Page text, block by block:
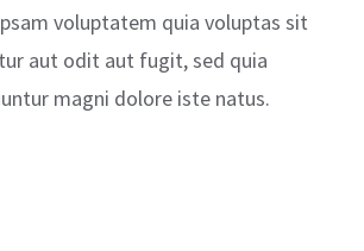
voluptatem quia voluptas sit
aut odit aut fugit, sed quia
magni dolore iste natus.